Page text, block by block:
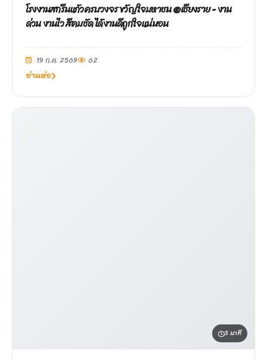
โรงงานสกรีนแก้วครบวงจร ขวัญใจมหาชน @เชียงราย - งาน
ด่วน งานไว สีคมชัด ได้งานดีถูกใจแน่นอน
19 ก.ค. 2569 62
อ่านต่อ
3 นาที